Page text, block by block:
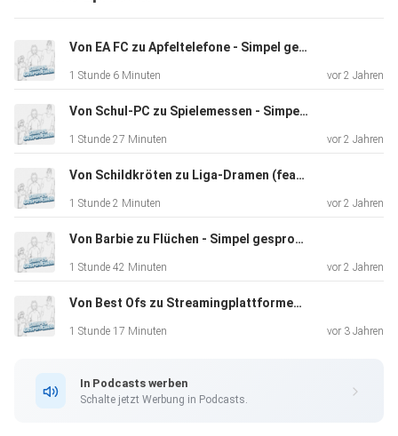
Von EA FC zu Apfeltelefone - Simpel gesprochen #13
1 Stunde 6 Minuten vor 2 Jahren
Von Schul-PC zu Spielemessen - Simpel gesprochen #11
1 Stunde 27 Minuten vor 2 Jahren
Von Schildkröten zu Liga-Dramen (feat. MarcelYangu) - Simpel gesprochen #10
1 Stunde 2 Minuten vor 2 Jahren
Von Barbie zu Flüchen - Simpel gesprochen #9
1 Stunde 42 Minuten vor 2 Jahren
Von Best Ofs zu Streamingplattformen (feat. arberlustig) - Simpel gesprochen #8
1 Stunde 17 Minuten vor 3 Jahren
In Podcasts werben
Schalte jetzt Werbung in Podcasts.